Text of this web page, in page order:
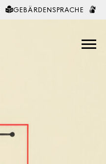
GEBÄRDENSPRACHE